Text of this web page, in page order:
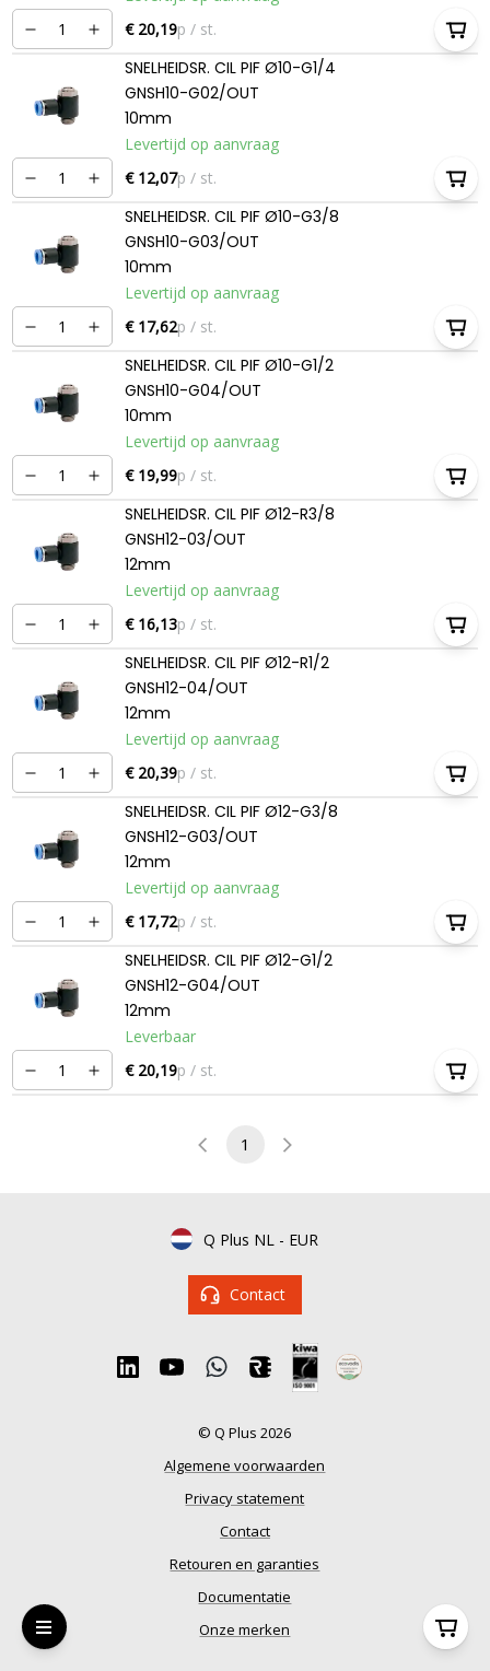
€ 20,19p / st.
SNELHEIDSR. CIL PIF Ø10-G1/4
GNSH10-G02/OUT
10mm
Levertijd op aanvraag
€ 12,07p / st.
SNELHEIDSR. CIL PIF Ø10-G3/8
GNSH10-G03/OUT
10mm
Levertijd op aanvraag
€ 17,62p / st.
SNELHEIDSR. CIL PIF Ø10-G1/2
GNSH10-G04/OUT
10mm
Levertijd op aanvraag
€ 19,99p / st.
SNELHEIDSR. CIL PIF Ø12-R3/8
GNSH12-03/OUT
12mm
Levertijd op aanvraag
€ 16,13p / st.
SNELHEIDSR. CIL PIF Ø12-R1/2
GNSH12-04/OUT
12mm
Levertijd op aanvraag
€ 20,39p / st.
SNELHEIDSR. CIL PIF Ø12-G3/8
GNSH12-G03/OUT
12mm
Levertijd op aanvraag
€ 17,72p / st.
SNELHEIDSR. CIL PIF Ø12-G1/2
GNSH12-G04/OUT
12mm
Leverbaar
€ 20,19p / st.
1
Q Plus NL - EUR
Contact
© Q Plus 2026
Algemene voorwaarden
Privacy statement
Contact
Retouren en garanties
Documentatie
Onze merken